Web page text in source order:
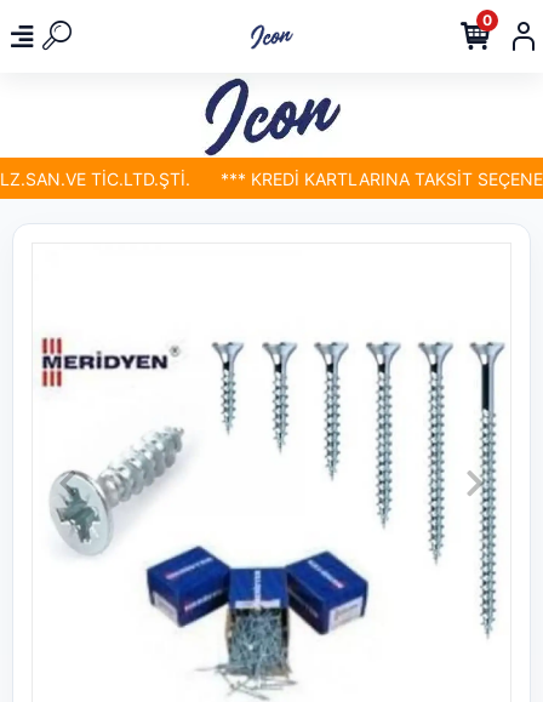
TİC.LTD.ŞTİ. *** KREDİ KARTLARINA TAKSİT
0